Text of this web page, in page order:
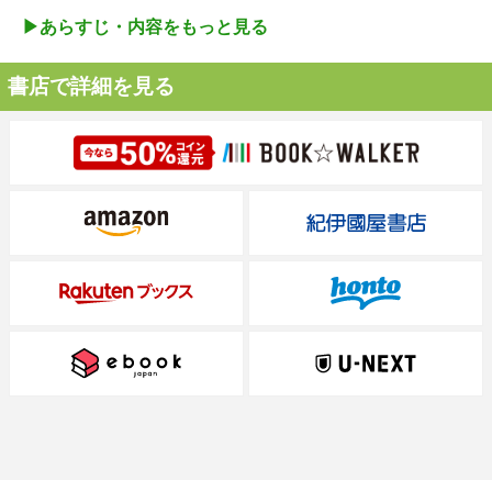
▶︎あらすじ・内容をもっと見る
書店で詳細を見る